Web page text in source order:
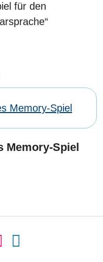
für den
Memory-Spiel